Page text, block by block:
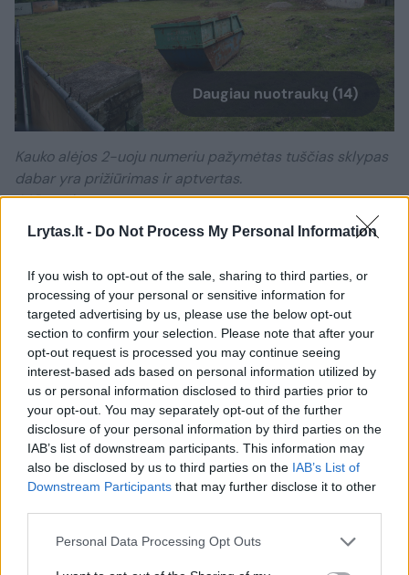
Lrytas.lt - Do Not Process My Personal Information
If you wish to opt-out of the sale, sharing to third parties, or
processing of your personal or sensitive information for
targeted advertising by us, please use the below opt-out
section to confirm your selection. Please note that after your
opt-out request is processed you may continue seeing
interest-based ads based on personal information utilized by
us or personal information disclosed to third parties prior to
your opt-out. You may separately opt-out of the further
disclosure of your personal information by third parties on the
IAB’s list of downstream participants. This information may
also be disclosed by us to third parties on the IAB’s List of
Downstream Participants that may further disclose it to other
Personal Data Processing Opt Outs
Daugiau nuotraukų (14)
Kauko alėjos 2-uoju numeriu pažymėtas tuščias sklypas
dabar yra prižiūrimas ir aptvertas.
M.Patašiaus nuotr.
vieną pastatą arti šlaito, o I.Kalinausko
komanda – tris mažesnius namus sklypo
viduryje, neužstatant vaizdo nuo šlaito.
Keli pastatai būtų tarsi tradicinių Žaliakalnio
vilų tradicijos tęstinumas. Tai ir lėmė, kad
buvo pasirinktas šis projektas.
Įrengtų apžvalgos aikštelę